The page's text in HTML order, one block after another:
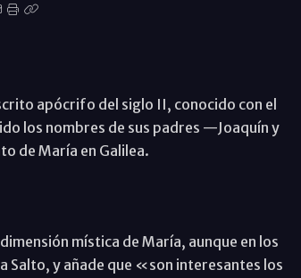
apócrifo del siglo II, conocido con el
los nombres de sus padres —Joaquín y
de María en Galilea.
mística de María, aunque en los
Salto, y añade que «son interesantes los